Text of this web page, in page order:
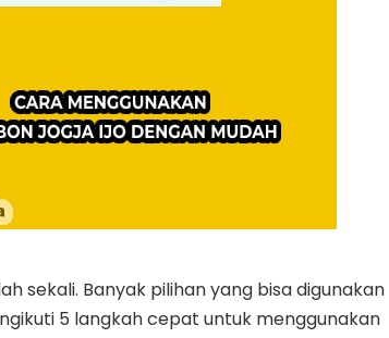
sekali. Banyak pilihan yang bisa digunakan
5 langkah cepat untuk menggunakan